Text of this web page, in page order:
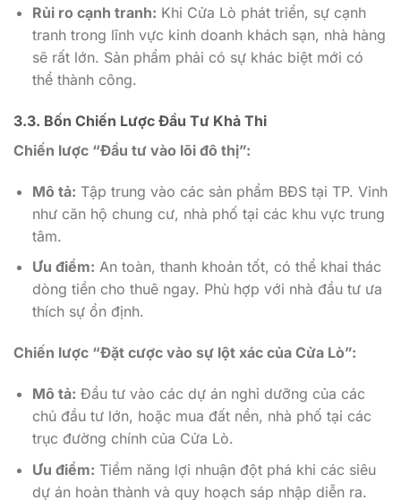
Rủi ro cạnh tranh: Khi Cửa Lò phát triển, sự cạnh
tranh trong lĩnh vực kinh doanh khách sạn, nhà hàng
sẽ rất lớn. Sản phẩm phải có sự khác biệt mới có
thể thành công.
3.3. Bốn Chiến Lược Đầu Tư Khả Thi
Chiến lược “Đầu tư vào lõi đô thị”:
Mô tả: Tập trung vào các sản phẩm BĐS tại TP. Vinh
như căn hộ chung cư, nhà phố tại các khu vực trung
tâm.
Ưu điểm: An toàn, thanh khoản tốt, có thể khai thác
dòng tiền cho thuê ngay. Phù hợp với nhà đầu tư ưa
thích sự ổn định.
Chiến lược “Đặt cược vào sự lột xác của Cửa Lò”:
Mô tả: Đầu tư vào các dự án nghỉ dưỡng của các
chủ đầu tư lớn, hoặc mua đất nền, nhà phố tại các
trục đường chính của Cửa Lò.
Ưu điểm: Tiềm năng lợi nhuận đột phá khi các siêu
dự án hoàn thành và quy hoạch sáp nhập diễn ra.